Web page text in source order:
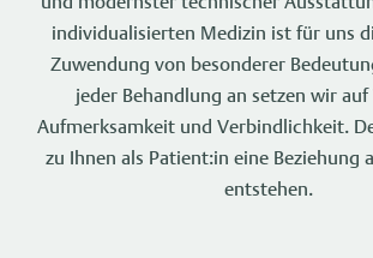
individualisierten Medizin ist für uns
Zuwendung von besonderer
jeder Behandlung an setzen wir
Aufmerksamkeit und Verbindlichkeit.
zu Ihnen als Patient:in eine Beziehung
entstehen.